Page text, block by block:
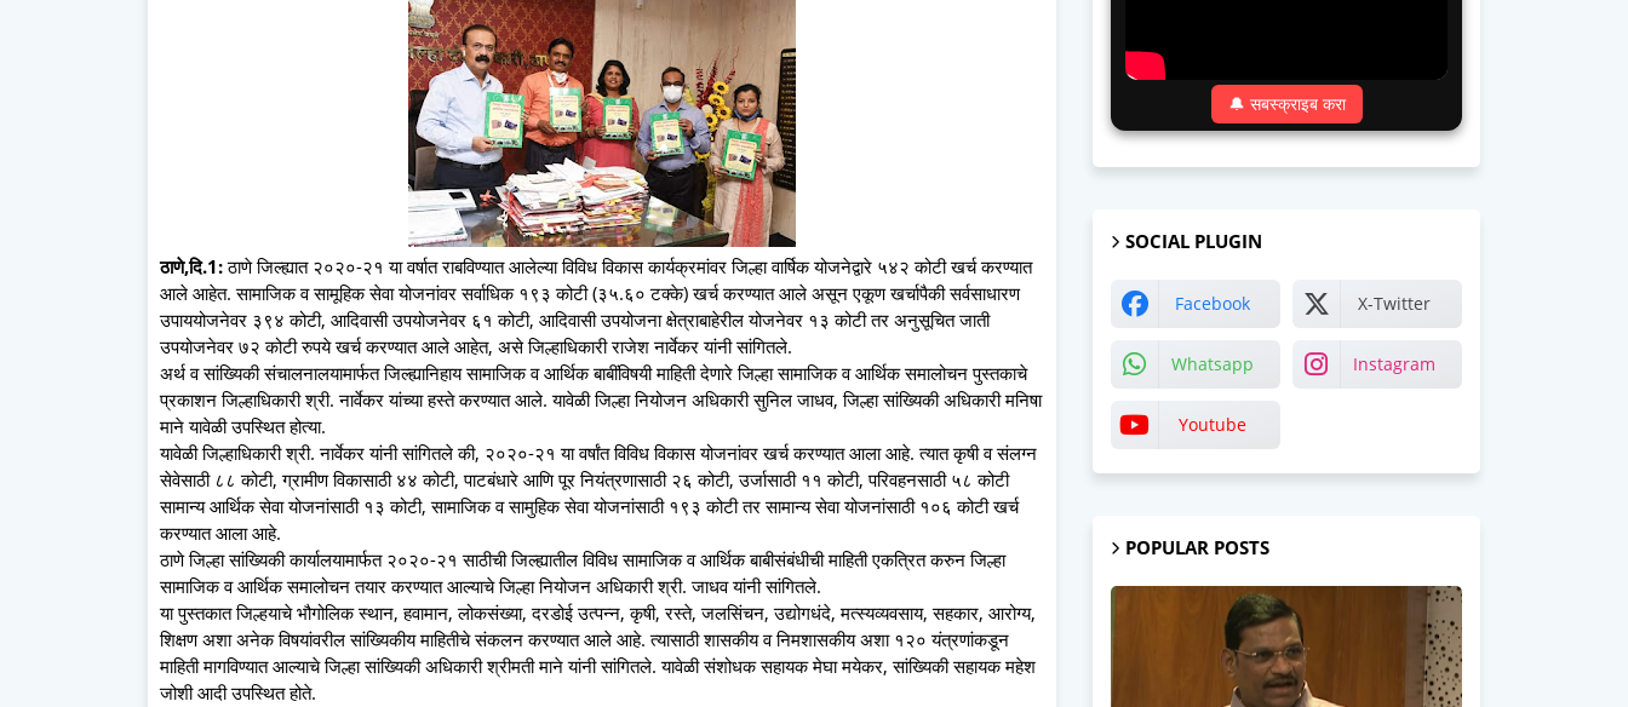
ठाणे,दि.1:ठाणे जिल्ह्यात २०२०-२१ या वर्षात राबविण्यात आलेल्या विविध विकास कार्यक्रमांवर जिल्हा वार्षिक योजनेद्वारे ५४२ कोटी खर्च करण्यात
आले आहेत. सामाजिक व सामूहिक सेवा योजनांवर सर्वाधिक १९३ कोटी (३५.६० टक्के) खर्च करण्यात आले असून एकूण खर्चापैकी सर्वसाधारण
उपाययोजनेवर ३९४ कोटी, आदिवासी उपयोजनेवर ६१ कोटी, आदिवासी उपयोजना क्षेत्राबाहेरील योजनेवर १३ कोटी तर अनुसूचित जाती
उपयोजनेवर ७२ कोटी रुपये खर्च करण्यात आले आहेत, असे जिल्हाधिकारी राजेश नार्वेकर यांनी सांगितले.
अर्थ व सांख्यिकी संचालनालयामार्फत जिल्ह्यानिहाय सामाजिक व आर्थिक बाबींविषयी माहिती देणारे जिल्हा सामाजिक व आर्थिक समालोचन पुस्तकाचे
प्रकाशन जिल्हाधिकारी श्री. नार्वेकर यांच्या हस्ते करण्यात आले. यावेळी जिल्हा नियोजन अधिकारी सुनिल जाधव, जिल्हा सांख्यिकी अधिकारी मनिषा
माने यावेळी उपस्थित होत्या.
यावेळी जिल्हाधिकारी श्री. नार्वेकर यांनी सांगितले की, २०२०-२१ या वर्षांत विविध विकास योजनांवर खर्च करण्यात आला आहे. त्यात कृषी व संलग्न
सेवेसाठी ८८ कोटी, ग्रामीण विकासाठी ४४ कोटी, पाटबंधारे आणि पूर नियंत्रणासाठी २६ कोटी, उर्जासाठी ११ कोटी, परिवहनसाठी ५८ कोटी
सामान्य आर्थिक सेवा योजनांसाठी १३ कोटी, सामाजिक व सामुहिक सेवा योजनांसाठी १९३ कोटी तर सामान्य सेवा योजनांसाठी १०६ कोटी खर्च
करण्यात आला आहे.
ठाणे जिल्हा सांख्यिकी कार्यालयामार्फत २०२०-२१ साठीची जिल्ह्यातील विविध सामाजिक व आर्थिक बाबीसंबंधीची माहिती एकत्रित करुन जिल्हा
सामाजिक व आर्थिक समालोचन तयार करण्यात आल्याचे जिल्हा नियोजन अधिकारी श्री. जाधव यांनी सांगितले.
या पुस्तकात जिल्हयाचे भौगोलिक स्थान, हवामान, लोकसंख्या, दरडोई उत्पन्न, कृषी, रस्ते, जलसिंचन, उद्योगधंदे, मत्स्यव्यवसाय, सहकार, आरोग्य,
शिक्षण अशा अनेक विषयांवरील सांख्यिकीय माहितीचे संकलन करण्यात आले आहे. त्यासाठी शासकीय व निमशासकीय अशा १२० यंत्रणांकडून
माहिती मागविण्यात आल्याचे जिल्हा सांख्यिकी अधिकारी श्रीमती माने यांनी सांगितले. यावेळी संशोधक सहायक मेघा मयेकर, सांख्यिकी सहायक महेश
जोशी आदी उपस्थित होते.
🔔 सबस्क्राइब करा
SOCIAL PLUGIN
Facebook X-Twitter
Whatsapp Instagram
Youtube
POPULAR POSTS